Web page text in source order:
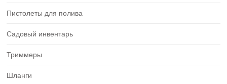
Пистолеты для полива
Садовый инвентарь
Триммеры
Шланги